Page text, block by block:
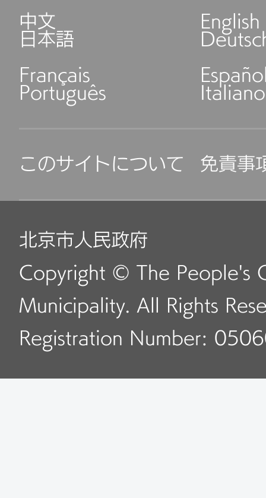
中文 English
日本語
Français
Português Italiano
このサイトについて 免責事
北京市人民政府
Copyright © The People's
Municipality. All Rights
Registration Number: